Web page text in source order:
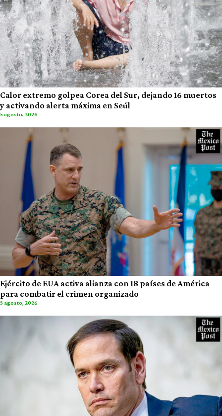
Calor extremo golpea Corea del Sur, dejando 16 muertos
y activando alerta máxima en Seúl
5 agosto, 2026
Ejército de EUA activa alianza con 18 países de América
para combatir el crimen organizado
5 agosto, 2026